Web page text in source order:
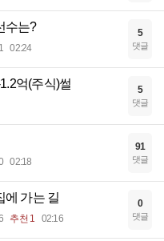
수는?
02:24
5
댓글
억(주식)썰 5
댓글
02:18
91
댓글
에 가는 길
추천 1 02:16
0
댓글